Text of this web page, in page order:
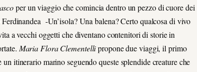
per un viaggio che comincia dentro un pezzo di cuore dei
-Un’isola? Una balena? Certo qualcosa di vivo
a vecchi oggetti che diventano contenitori di storie in
Maria Flora Clementellipropone due viaggi, il primo
itinerario marino seguendo queste splendide creature che